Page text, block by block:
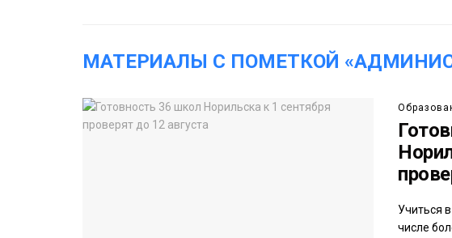
МАТЕРИАЛЫ С ПОМЕТКОЙ
Учиться
числе